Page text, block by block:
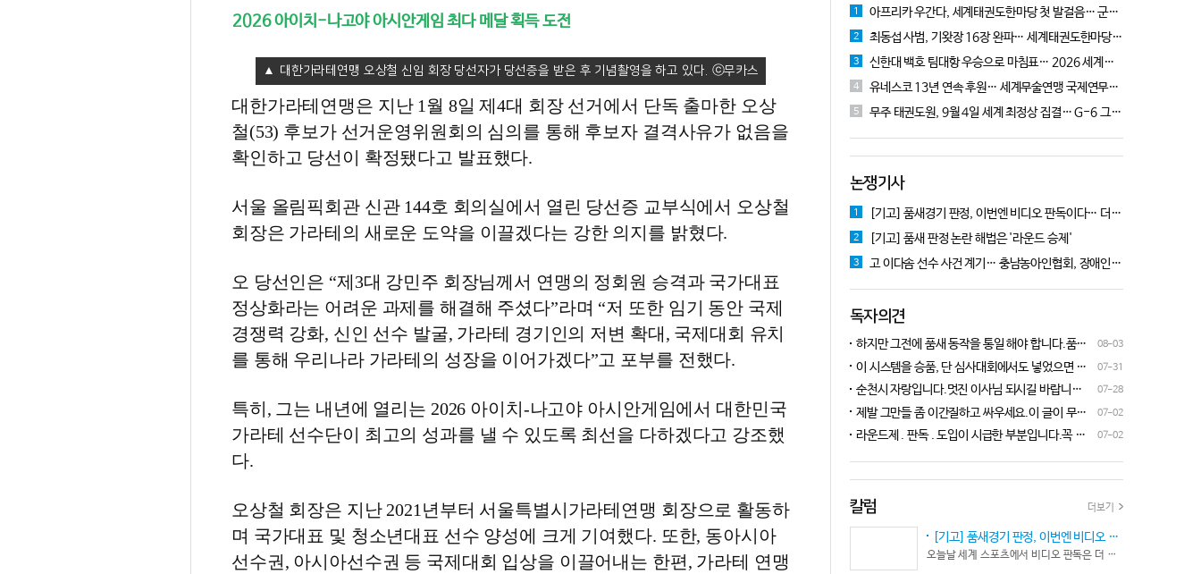
2026 아이치-나고야 아시안게임 최다 메달 획득 도전
대한가라테연맹 오상철 신임 회장 당선자가 당선증을 받은 후 기념촬영을 하고 있다.
대한가라테연맹은 지난 1월 8일 제4대 회장 선거에서 단독 출마한 오상
철(53) 후보가 선거운영위원회의 심의를 통해 후보자 결격사유가 없음을
확인하고 당선이 확정됐다고 발표했다.
서울 올림픽회관 신관 144호 회의실에서 열린 당선증 교부식에서 오상철
회장은 가라테의 새로운 도약을 이끌겠다는 강한 의지를 밝혔다.
오 당선인은 “제3대 강민주 회장님께서 연맹의 정회원 승격과 국가대표
정상화라는 어려운 과제를 해결해 주셨다”라며 “저 또한 임기 동안 국제
경쟁력 강화, 신인 선수 발굴, 가라테 경기인의 저변 확대, 국제대회 유치
를 통해 우리나라 가라테의 성장을 이어가겠다”고 포부를 전했다.
특히, 그는 내년에 열리는 2026 아이치-나고야 아시안게임에서 대한민국
가라테 선수단이 최고의 성과를 낼 수 있도록 최선을 다하겠다고 강조했
다.
오상철 회장은 지난 2021년부터 서울특별시가라테연맹 회장으로 활동하
며 국가대표 및 청소년대표 선수 양성에 크게 기여했다. 또한, 동아시아
선수권, 아시아선수권 등 국제대회 입상을 이끌어내는 한편, 가라테 연맹
1 아프리카 우간다, 세계태권도한마당 첫 발걸음… 군의관 콘데 "잊지 못할 경험"
2 최동섭 사범, 기왓장 16장 완파… 세계태권도한마당 주먹격파 우승
3 신한대 백호 팀대항 우승으로 마침표… 2026 세계태권도한마당 폐막
4 유네스코 13년 연속 후원… 세계무술연맹 국제연무대회 10월 충주서 개막
5 무주 태권도원, 9월 4일 세계 최정상 집결… G-6 그랑프리 시리즈 개막
논쟁기사
1 [기고] 품새경기 판정, 이번엔 비디오 판독이다… 더 이상 미룰 수 없다
2 [기고] 품새 판정 논란 해법은 '라운드 승제'
3 고 이다솜 선수 사건 계기… 충남농아인협회, 장애인체육 제도개선 9개 정책 제안
독자의견
08-03
하지만 그전에 품새 동작을 통일 해야 합니다.품새
심판 교육에 여러번 참석 했었는데, 강사 마다 동작
할수가 없습니다.하루빨리 강사들이 함께 모여 동
작을 통일 시켜야지 안그러면 항상 분쟁이 생깁니
다.
07-31
이 시스템을 승품, 단 심사대회에서도 넣었으면 좋
겠네요.심사위원들이 일부러 불합격시키고, 이 부
했는데, 번복이 안된답니다.ㅋㅋㅋㅋㅋ 심사위원들
눈이 전부 달라서, 이렇다, 저렇다 말을 할수가 없다
07-28
순천시 자랑입니다.멋진 이사님 되시길 바랍니다
^^♡
07-02
제발 그만들 좀 이간질하고 싸우세요.이 글이 무엇
이 문제인가요?무엇을 얘기하려는지 의도가 무엇
이 노력해 보자는 그런 글 같은데품새 얘기 하는데
왜 갑자기 심판 가오 얘기에 핑크색 옷 얘기 같은 비
하 발언에......답답하시니 그러시겠지만 태권도
"도" 는 지키시며 발언하세요.심판들 또한 이런 말
나오지 않도록 자존심 상하지 않도록 부단히 노력해
야 함은 확실합니다.부끄러운 일 들이 없도록 해야
07-02
라운드제 . 판독 . 도입이 시급한 부분입니다.꼭 승
고 다른 생각 없이 오로지 품새 판정에만 집중 하도
칼럼 더보기
[기고] 품새경기 판정, 이번엔 비디오 판독이다… 더 이상 미룰 수 없다
오늘날 세계 스포츠에서 비디오 판독은 더 이상 선택이 아니다. 선수의 땀과 노력, 경기 결과의 공정성을 지키기 위한 최소한의 안전장치이자 국제 스포츠의 보편적인 기준이 됐다.